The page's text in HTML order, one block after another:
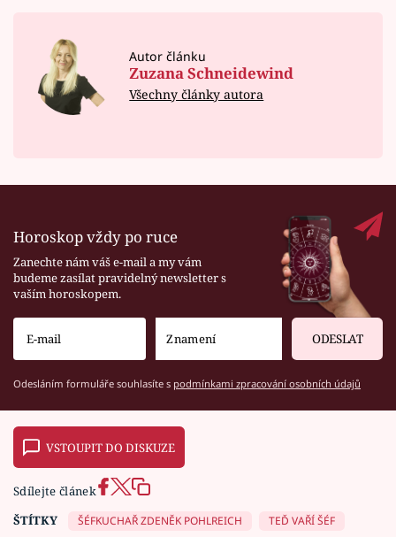
Autor článku
Zuzana Schneidewind
Všechny články autora
Horoskop vždy po ruce
Zanechte nám váš e-mail a my vám
budeme zasílat pravidelný newsletter s
vaším horoskopem.
ODESLAT
Odesláním formuláře souhlasíte s podmínkami zpracování osobních údajů
VSTOUPIT DO DISKUZE
Sdílejte článek
ŠTÍTKY
ŠÉFKUCHAŘ ZDENĚK POHLREICH TEĎ VAŘÍ ŠÉF